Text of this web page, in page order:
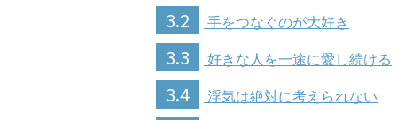
3.2 手をつなぐのが大好き
3.3 好きな人を一途に愛し続ける
3.4 浮気は絶対に考えられない